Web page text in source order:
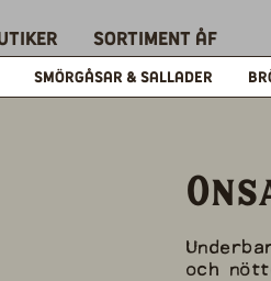
Sortiment ÅF
SMÖRGÅSAR & SALLADER
och